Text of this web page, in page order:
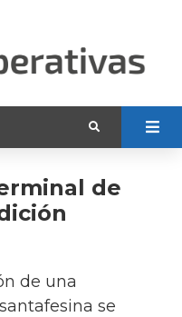
de
de una
se